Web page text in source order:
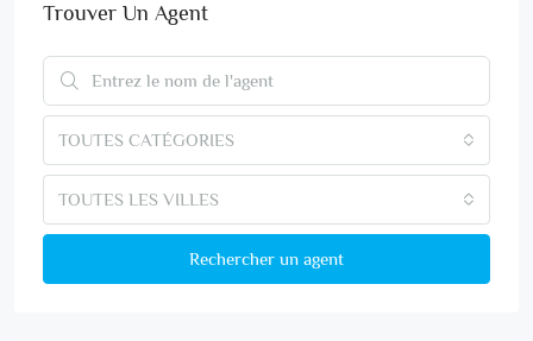
Trouver Un Agent
TOUTES CATÉGORIES
TOUTES LES VILLES
Rechercher un agent